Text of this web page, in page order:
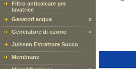
Filtro anticalcare per
lavatrice
Gasatori acqua
»
Generatore di ozono »
Juissen Estrattore Succo
Membrane